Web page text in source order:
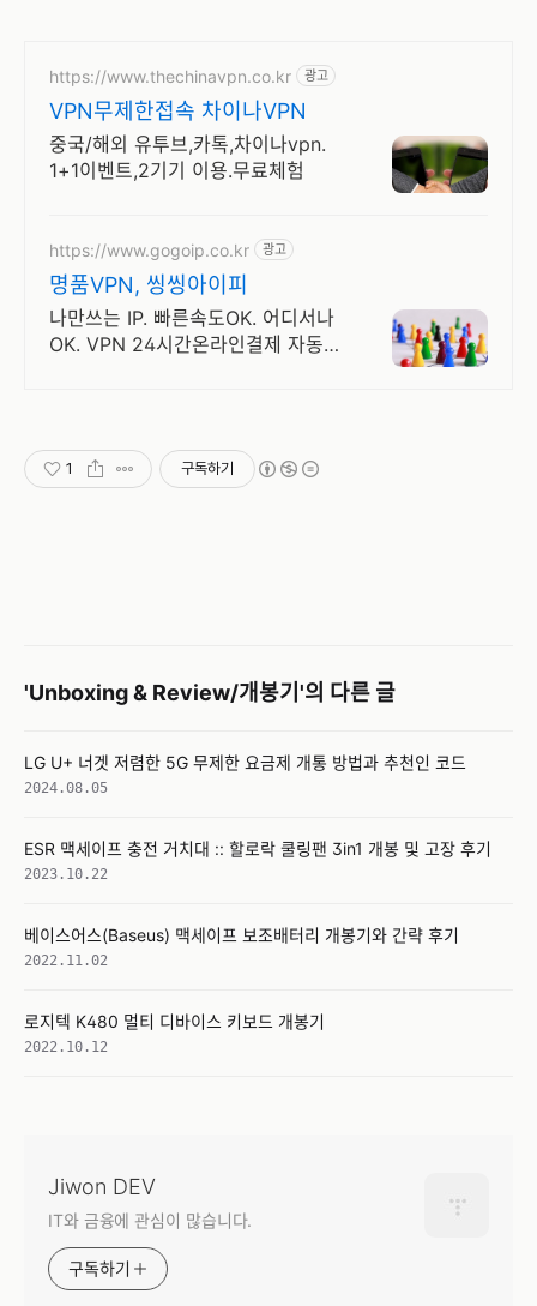
https://www.thechinavpn.co.kr 광고
VPN무제한접속 차이나VPN
중국/해외 유투브,카톡,차이나vpn.
1+1이벤트,2기기 이용.무료체험
https://www.gogoip.co.kr 광고
명품VPN, 씽씽아이피
나만쓰는 IP. 빠른속도OK. 어디서나
OK. VPN 24시간온라인결제 자동처
1 구독하기
'Unboxing & Review/개봉기'의 다른 글
LG U+ 너겟 저렴한 5G 무제한 요금제 개통 방법과 추천인 코드
2024.08.05
ESR 맥세이프 충전 거치대 :: 할로락 쿨링팬 3in1 개봉 및 고장 후기
2023.10.22
베이스어스(Baseus) 맥세이프 보조배터리 개봉기와 간략 후기
2022.11.02
로지텍 K480 멀티 디바이스 키보드 개봉기
2022.10.12
Jiwon DEV
IT와 금융에 관심이 많습니다.
구독하기